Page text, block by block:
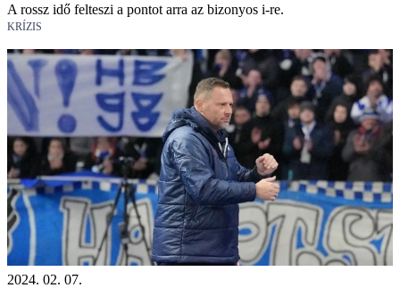
A rossz idő felteszi a pontot arra az bizonyos i-re.
KRÍZIS
2024. 02. 07.